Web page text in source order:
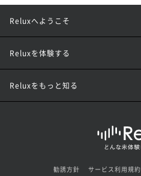
Reluxへようこそ
Reluxを体験する
Reluxをもっと知る
勧誘方針 サービス利用規約